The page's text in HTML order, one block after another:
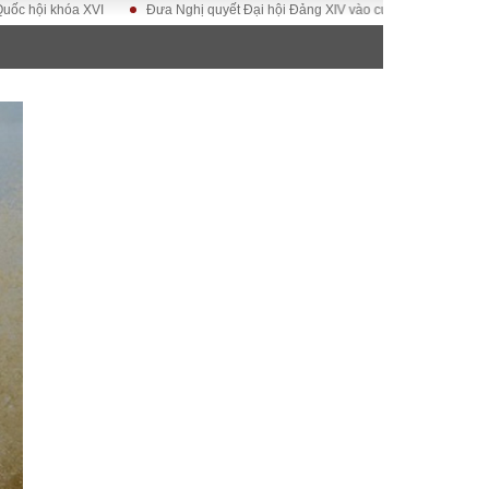
– Đô thị
XVI Đưa Nghị quyết Đại hội Đảng XIV vào cuộc sống